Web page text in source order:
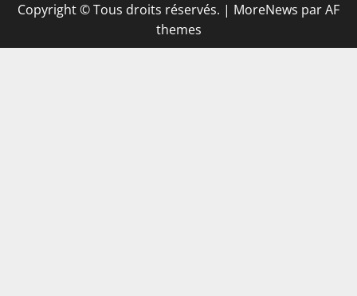
Copyright © Tous droits réservés. | MoreNews par AF
themes